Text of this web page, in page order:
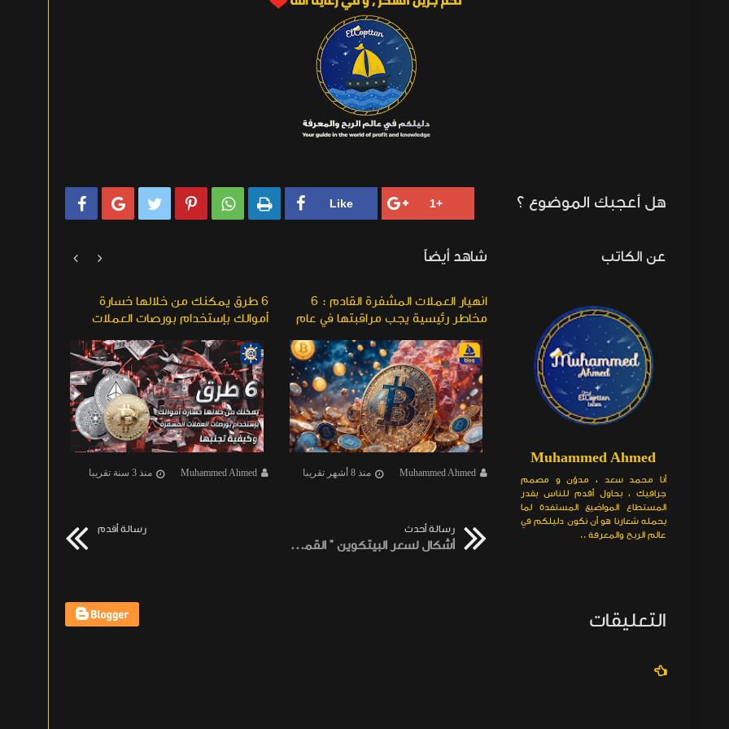
هل أعجبك الموضوع ؟      
عن الكاتب
Muhammed Ahmed
أنا محمد سعد ، مدوّن و مصمم
جرافيك ، بحاول أقدم للناس بقدر
المستطاع المواضيع المستفدة لما
يحمله شعارنا هو أن نكون دليلكم في
عالم الربح والمعرفة ..
شاهد أيضاً
للتشفير ودورات السوق و الروايات؟
Muhammed Ahmed
انهيار العملات المشفرة القادم : 6
مخاطر رئيسية يجب مراقبتها في عام
Muhammed Ahmed منذ 8 أشهر تقريبا
6 طرق يمكنك من خلالها خسارة
أموالك بإستخدام بورصات العملات
Muhammed Ahmed منذ 3 سنة تقريبا


رسالة أحدث
أشكال لسعر البيتكوين " القمة المحلية " ، توقع تصحيح طفيف
رسالة أقدم
التعليقات